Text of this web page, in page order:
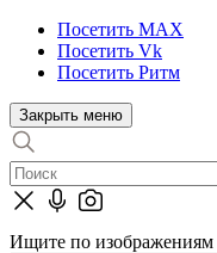
Посетить MAX
Посетить Vk
Посетить Ритм
Закрыть меню
Ищите по изображениям